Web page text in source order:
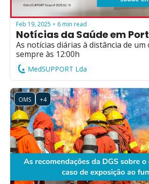
Feb 19, 2025 • 6 min read
Notícias da Saúde em
As notícias diárias à distância de um
sempre às 12:00h
MedSUPPORT Lda
OMS +4